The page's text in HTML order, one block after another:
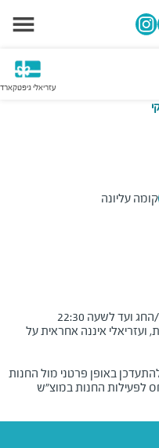
עזריאלי גיפטקארד
קומה עליונה
לשעה 22:30
ועזריאלי איננה אחראית על
באופן פרטני מול החנות
לפעילות החנות במוצ"ש